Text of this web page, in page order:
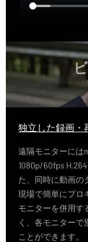
独立した録画・
遠隔モニターには
1080p/60fps
た、同時に動画の
現場で簡単にプロ
モニターを併用す
く、各モニターで
ことができます。